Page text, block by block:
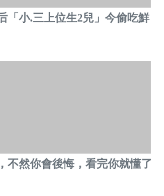
「小.三上位生2兒」今偷吃鮮
不然你會後悔，看完你就懂了